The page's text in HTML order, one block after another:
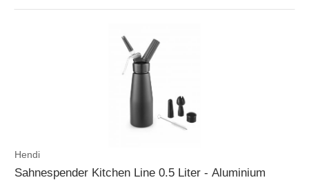
Hendi
Sahnespender Kitchen Line 0.5 Liter - Aluminium